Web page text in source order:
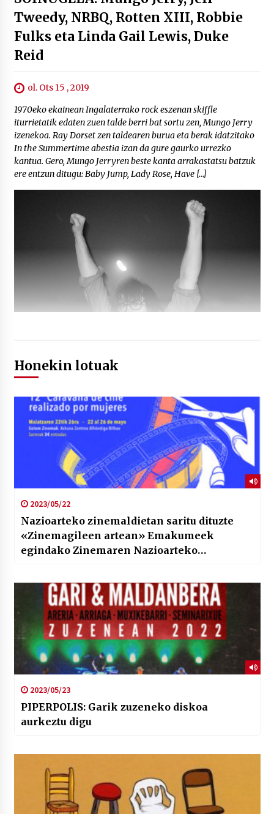
Tweedy, NRBQ, Rotten XIII, Robbie
Fulks eta Linda Gail Lewis, Duke
Reid
ol. Ots 15 , 2019
1970eko ekainean Ingalaterrako rock eszenan skiffle
iturrietatik edaten zuen talde berri bat sortu zen, Mungo Jerry
izenekoa. Ray Dorset zen taldearen burua eta berak idatzitako
In the Summertime abestia izan da gure gaurko urrezko
kantua. Gero, Mungo Jerryren beste kanta arrakastatsu batzuk
ere entzun ditugu: Baby Jump, Lady Rose, Have […]
Honekin lotuak
2023/05/22
Nazioarteko zinemaldietan saritu dituzte
«Zinemagileen artean» Emakumeek
egindako Zinemaren Nazioarteko
2023/05/23
PIPERPOLIS: Garik zuzeneko diskoa
aurkeztu digu